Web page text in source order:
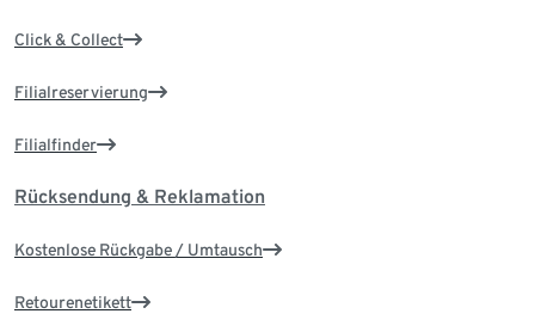
Click & Collect
Filialreservierung
Filialfinder
Rücksendung & Reklamation
Kostenlose Rückgabe / Umtausch
Retourenetikett